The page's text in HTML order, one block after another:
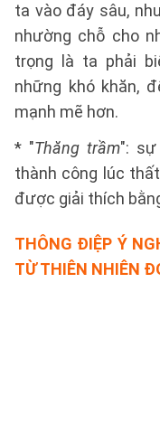
ta vào đáy sâu,
nhường chỗ cho
trọng là ta phải
những khó khăn,
mạnh mẽ hơn.
* "Thăng trầm": sự
thành công lúc
được giải thích
THÔNG ĐIỆP Ý
TỪ THIÊN NHIÊN